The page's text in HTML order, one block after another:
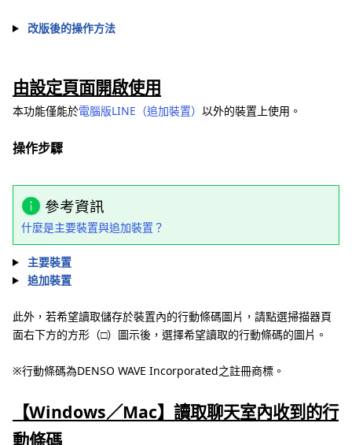
改版後的操作方法
由設定頁面開啟使用
本功能僅能於電腦版LINE（追加裝置） 以外的裝置上使用。
操作步驟
參考資訊
什麼是主要裝置與追加裝置？
主要裝置
追加裝置
此外，若希望讀取儲存於裝置內的行動條碼圖片，請點選掃描器頁
面右下方的方形（□）圖示後，選擇希望讀取的行動條碼的圖片。
※行動條碼為DENSO WAVE Incorporated之註冊商標。
【Windows／Mac】讀取聊天室內收到的行
動條碼